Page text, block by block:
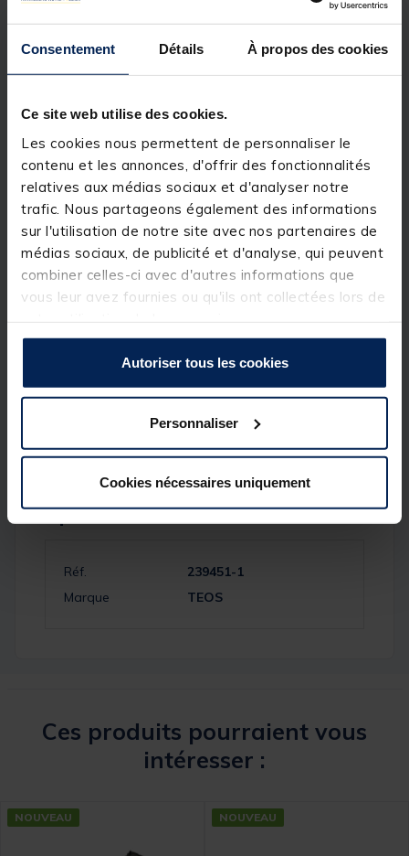
Consentement Détails À propos des cookies
Ce site web utilise des cookies.
Les cookies nous permettent de personnaliser le
contenu et les annonces, d'offrir des fonctionnalités
relatives aux médias sociaux et d'analyser notre
trafic. Nous partageons également des informations
sur l'utilisation de notre site avec nos partenaires de
médias sociaux, de publicité et d'analyse, qui peuvent
combiner celles-ci avec d'autres informations que
vous leur avez fournies ou qu'ils ont collectées lors de
Autoriser tous les cookies
Personnaliser
Cookies nécessaires uniquement
vos petits accessoires, tout en les gardant à portée
de main durant vos parties de pêche.
anciennes stations TEAM FRANCE.
Spécifications
Réf.
239451-1
Marque
TEOS
Ces produits pourraient vous
intéresser :
NOUVEAU NOUVEAU